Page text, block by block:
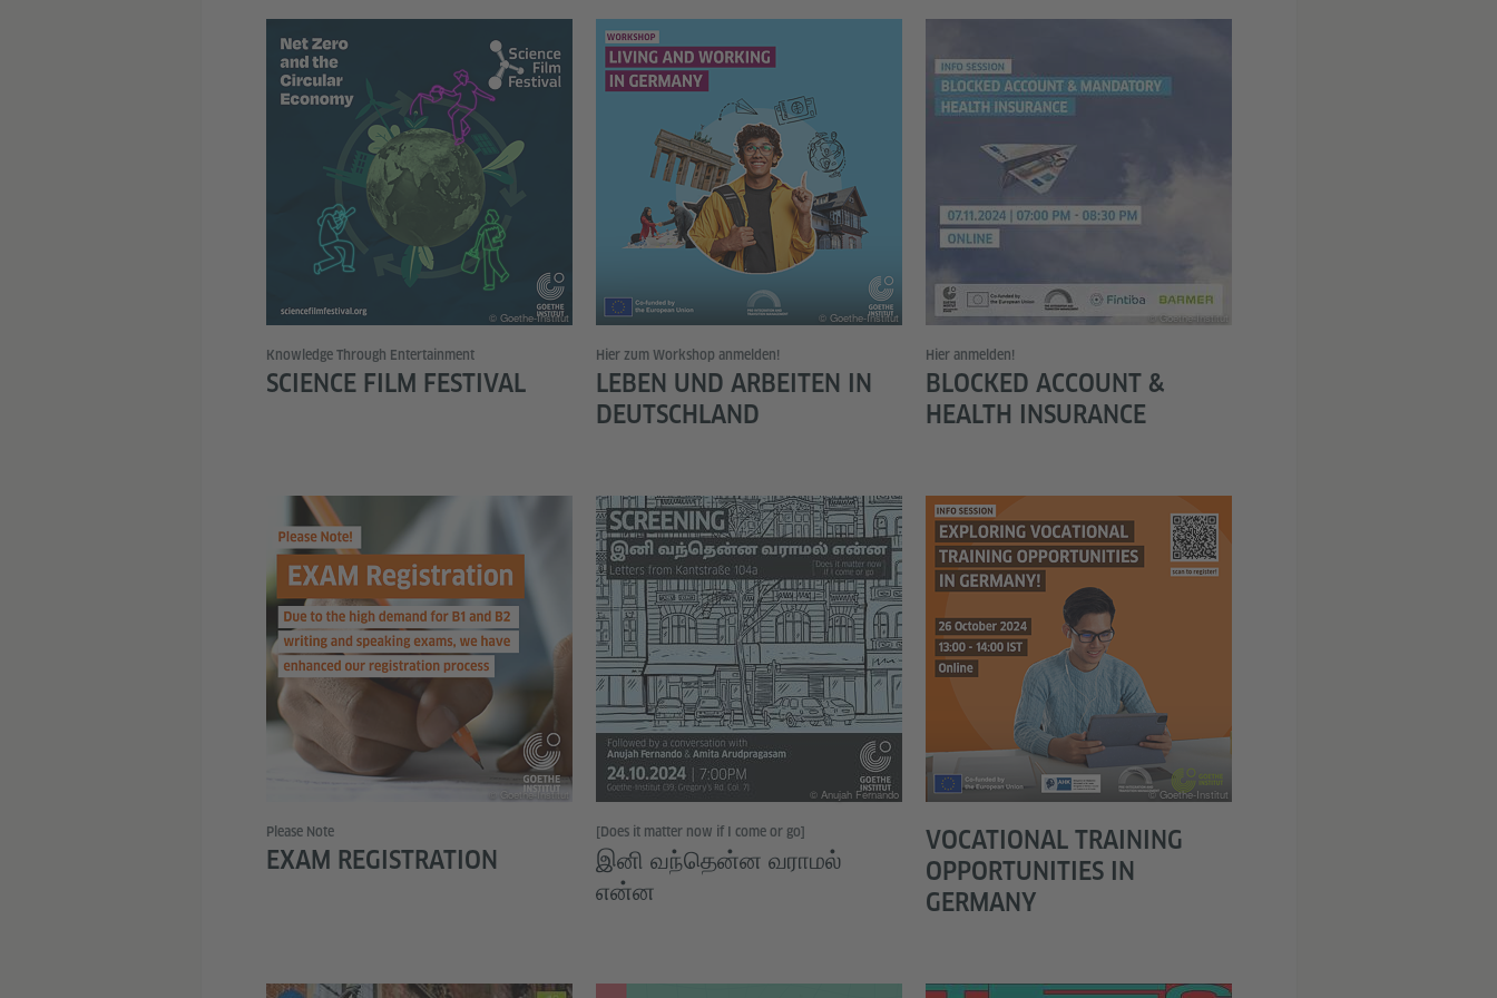
© Goethe-Institut
Knowledge Through Entertainment
SCIENCE FILM FESTIVAL
© Goethe-Institut
Hier zum Workshop anmelden!
LEBEN UND ARBEITEN IN
DEUTSCHLAND
© Goethe-Institut
Hier anmelden!
BLOCKED ACCOUNT &
HEALTH INSURANCE
© Goethe-Institut
Please Note
EXAM REGISTRATION
© Anujah Fernando
[Does it matter now if I come or go]
இனி வந்தென்ன வராமல்
என்ன
© Goethe-Institut
VOCATIONAL TRAINING
OPPORTUNITIES IN
GERMANY